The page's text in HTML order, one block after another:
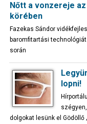
Nőtt a vonzereje
körében
Fazekas Sándor
baromfitartási
során
lopni!
dolgokat lesünk el Gödöllő